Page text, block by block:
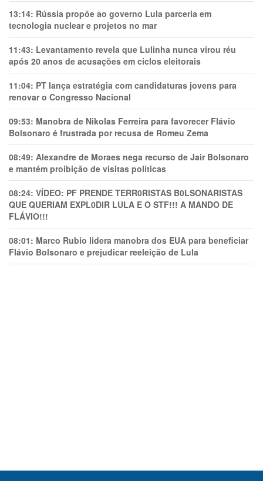
13:14: Rússia propõe ao governo Lula parceria em
tecnologia nuclear e projetos no mar
11:43: Levantamento revela que Lulinha nunca virou réu
após 20 anos de acusações em ciclos eleitorais
11:04: PT lança estratégia com candidaturas jovens para
renovar o Congresso Nacional
09:53: Manobra de Nikolas Ferreira para favorecer Flávio
Bolsonaro é frustrada por recusa de Romeu Zema
08:49: Alexandre de Moraes nega recurso de Jair Bolsonaro
e mantém proibição de visitas políticas
08:24: VÍDEO: PF PRENDE TERR0RlSTAS B0LSONARlSTAS
QUE QUERIAM EXPL0DlR LULA E O STF!!! A MANDO DE
FLÁVIO!!!
08:01: Marco Rubio lidera manobra dos EUA para beneficiar
Flávio Bolsonaro e prejudicar reeleição de Lula